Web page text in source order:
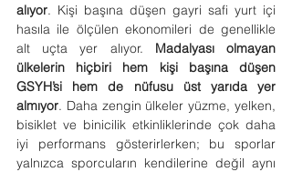
alıyor. Kişi başına düşen gayri safi yurt içi
hasıla ile ölçülen ekonomileri de genellikle
alt uçta yer alıyor. Madalyası olmayan
ülkelerin hiçbiri hem kişi başına düşen
GSYH’si hem de nüfusu üst yarıda yer
almıyor. Daha zengin ülkeler yüzme, yelken,
bisiklet ve binicilik etkinliklerinde çok daha
iyi performans gösterirlerken; bu sporlar
yalnızca sporcuların kendilerine değil aynı